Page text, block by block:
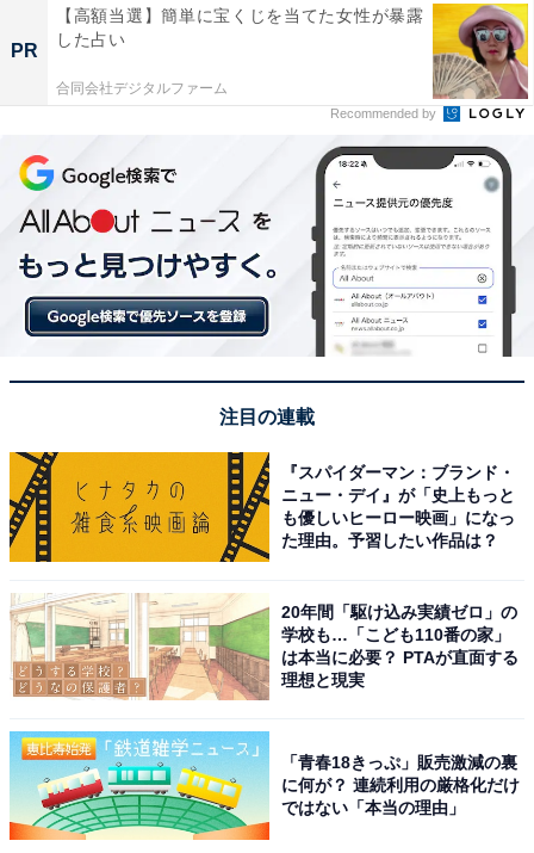
この記事の筆者：てらこ
横浜生まれ横浜育ち。グルメと深夜ラジオを愛するライ
ター。FP2級。銃弾を防ぐ少年団と、ポケットに入るモ
ンスターも大好き。最近の悩みはアイスの買い置きが一
瞬でなくなってしまうこと。X（旧Twitter）：てらこ@
ライター（@TeraWEB1）
こちらもおすすめ
「二宮和也」出演の好きなドラマランキング！
2位『フリーター、家を買う。』、同率1位に輝
PR
【高額当選】簡単に宝くじを当てた女性が暴露
した占い
合同会社デジタルファーム
Recommended by
注目の連載
『スパイダーマン：ブランド・
ニュー・デイ』が「史上もっと
も優しいヒーロー映画」になっ
た理由。予習したい作品は？
20年間「駆け込み実績ゼロ」の
学校も…「こども110番の家」
は本当に必要？ PTAが直面する
理想と現実
「青春18きっぷ」販売激減の裏
に何が？ 連続利用の厳格化だけ
ではない「本当の理由」